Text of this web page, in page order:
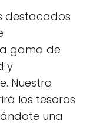
destacados
gama de
y
Nuestra
los tesoros
una